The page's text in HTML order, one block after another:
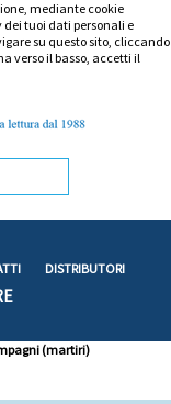
mediante cookie
tuoi dati personali e
su questo sito, cliccando
verso il basso, accetti il
DISTRIBUTORI
(martiri)